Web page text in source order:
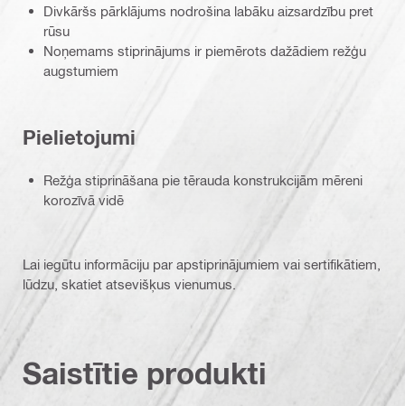
Divkāršs pārklājums nodrošina labāku aizsardzību pret
rūsu
Noņemams stiprinājums ir piemērots dažādiem režģu
augstumiem
Pielietojumi
Režģa stiprināšana pie tērauda konstrukcijām mēreni
korozīvā vidē
Lai iegūtu informāciju par apstiprinājumiem vai sertifikātiem,
lūdzu, skatiet atsevišķus vienumus.
Saistītie produkti